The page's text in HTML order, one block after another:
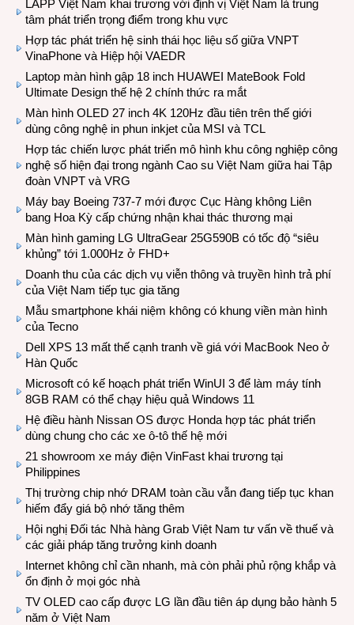
LAPP Việt Nam khai trương với định vị Việt Nam là trung
tâm phát triển trọng điểm trong khu vực
Hợp tác phát triển hệ sinh thái học liệu số giữa VNPT
VinaPhone và Hiệp hội VAEDR
Laptop màn hình gập 18 inch HUAWEI MateBook Fold
Ultimate Design thế hệ 2 chính thức ra mắt
Màn hình OLED 27 inch 4K 120Hz đầu tiên trên thế giới
dùng công nghệ in phun inkjet của MSI và TCL
Hợp tác chiến lược phát triển mô hình khu công nghiệp công
nghệ số hiện đại trong ngành Cao su Việt Nam giữa hai Tập
đoàn VNPT và VRG
Máy bay Boeing 737-7 mới được Cục Hàng không Liên
bang Hoa Kỳ cấp chứng nhận khai thác thương mại
Màn hình gaming LG UltraGear 25G590B có tốc độ “siêu
khủng” tới 1.000Hz ở FHD+
Doanh thu của các dịch vụ viễn thông và truyền hình trả phí
của Việt Nam tiếp tục gia tăng
Mẫu smartphone khái niệm không có khung viền màn hình
của Tecno
Dell XPS 13 mất thế cạnh tranh về giá với MacBook Neo ở
Hàn Quốc
Microsoft có kế hoạch phát triển WinUI 3 để làm máy tính
8GB RAM có thể chạy hiệu quả Windows 11
Hệ điều hành Nissan OS được Honda hợp tác phát triển
dùng chung cho các xe ô-tô thế hệ mới
21 showroom xe máy điện VinFast khai trương tại
Philippines
Thị trường chip nhớ DRAM toàn cầu vẫn đang tiếp tục khan
hiếm đẩy giá bộ nhớ tăng thêm
Hội nghị Đối tác Nhà hàng Grab Việt Nam tư vấn về thuế và
các giải pháp tăng trưởng kinh doanh
Internet không chỉ cần nhanh, mà còn phải phủ rộng khắp và
ổn định ở mọi góc nhà
TV OLED cao cấp được LG lần đầu tiên áp dụng bảo hành 5
năm ở Việt Nam